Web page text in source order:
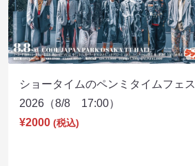
ショータイムのペンミタイムフェス
2026（8/8 17:00）
¥2000 (税込)